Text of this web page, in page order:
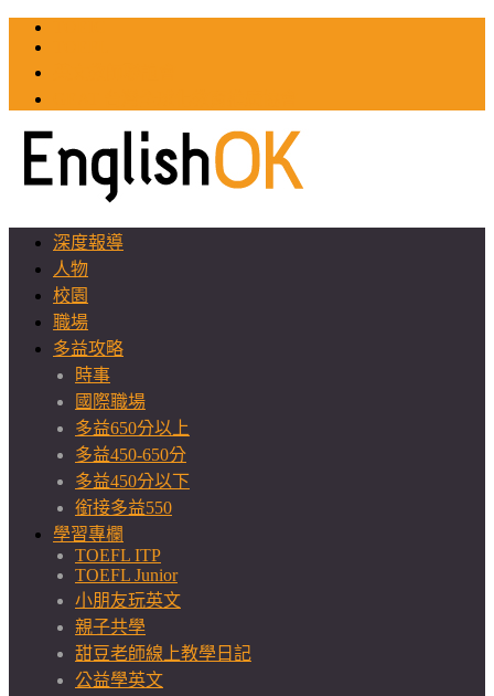
深度報導
人物
校園
職場
多益攻略
時事
國際職場
多益650分以上
多益450-650分
多益450分以下
銜接多益550
學習專欄
TOEFL ITP
TOEFL Junior
小朋友玩英文
親子共學
甜豆老師線上教學日記
公益學英文